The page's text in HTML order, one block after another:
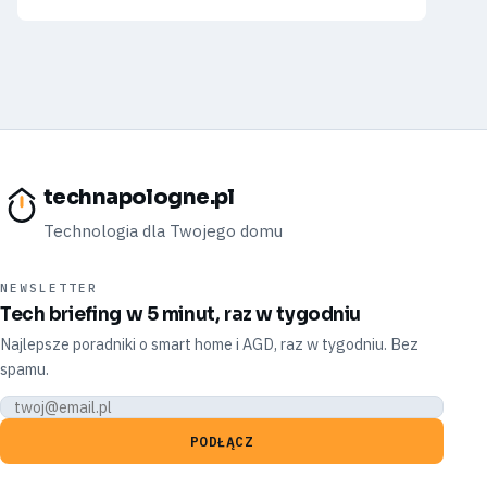
technapologne.pl
Technologia dla Twojego domu
NEWSLETTER
Tech briefing w 5 minut, raz w tygodniu
Najlepsze poradniki o smart home i AGD, raz w tygodniu. Bez
spamu.
PODŁĄCZ